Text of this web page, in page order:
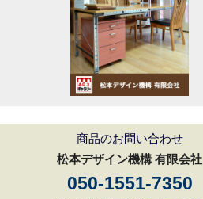
商品のお問い合わせ
松本デザイン機構 有限会社
050-1551-7350